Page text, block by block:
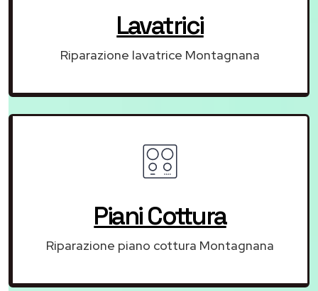
Lavatrici
Riparazione lavatrice Montagnana
Piani Cottura
Riparazione piano cottura Montagnana